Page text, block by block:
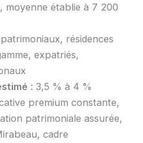
moyenne établie à 7 200
résidences
expatriés,
: 3,5 % à 4 %
premium constante,
patrimoniale assurée,
cadre